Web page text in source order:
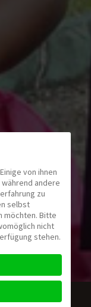
von ihnen
andere
zu
selbst
möchten. Bitte
nicht
stehen.